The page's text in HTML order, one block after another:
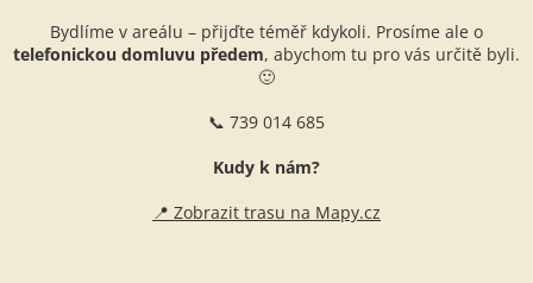
Bydlíme v areálu – přijďte téměř kdykoli. Prosíme ale o
telefonickou domluvu předem, abychom tu pro vás určitě byli.
🙂
📞 739 014 685
Kudy k nám?
📍 Zobrazit trasu na Mapy.cz